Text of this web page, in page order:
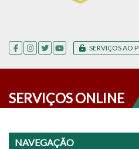
SERVIÇOS AO
SERVIÇOS ONLINE
NAVEGAÇÃO